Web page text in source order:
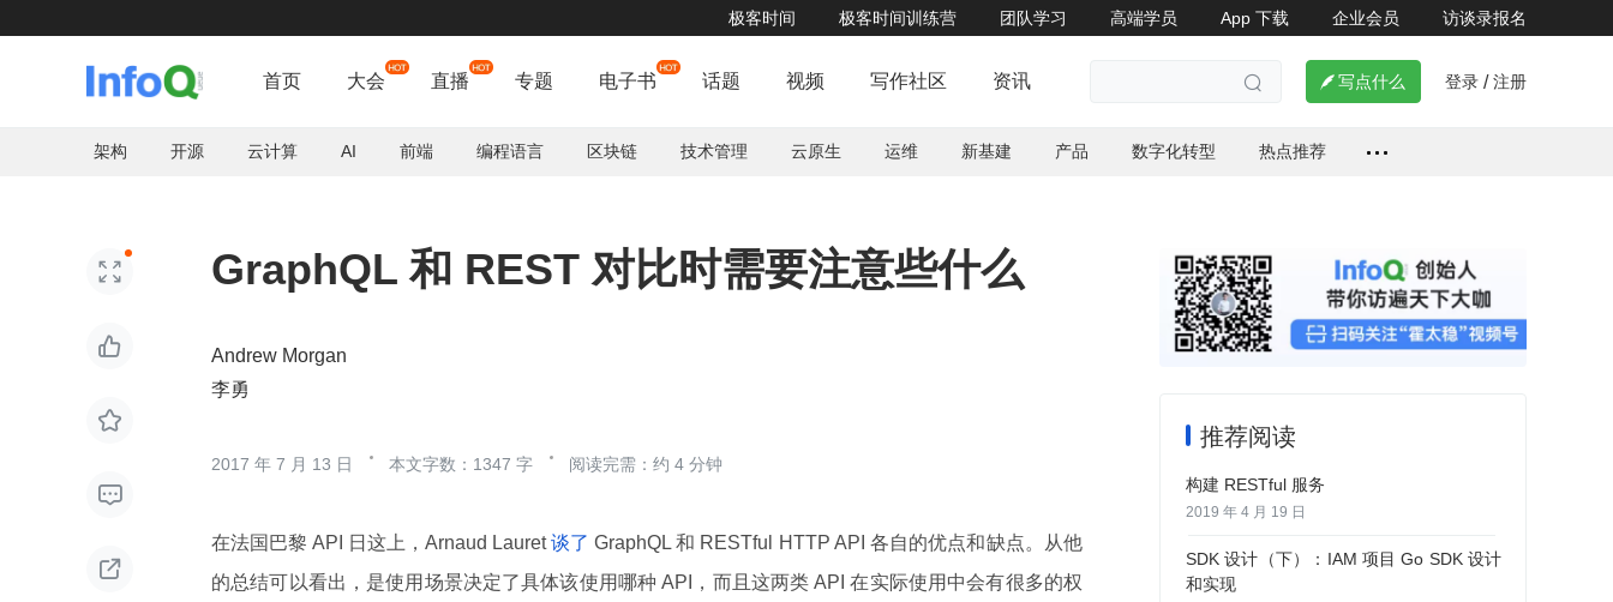
极客时间 极客时间训练营 团队学习 高端学员 App 下载 企业会员 访谈录报名
首页 大会 直播 专题 电子书 话题 视频 写作社区 资讯   写点什么 登录 / 注册
架构 开源 云计算 AI 前端 编程语言 区块链 技术管理 云原生 运维 新基建 产品 数字化转型 热点推荐





GraphQL 和 REST 对比时需要注意些什么
Andrew Morgan
李勇
2017 年 7 月 13 日 本文字数：1347 字 阅读完需：约 4 分钟
在法国巴黎 API 日这上，Arnaud Lauret谈了 GraphQL 和 RESTful HTTP API 各自的优点和缺点。从他
的总结可以看出，是使用场景决定了具体该使用哪种 API，而且这两类 API 在实际使用中会有很多的权
推荐阅读
构建 RESTful 服务
2019 年 4 月 19 日
SDK 设计（下）：IAM 项目 Go SDK 设计
和实现